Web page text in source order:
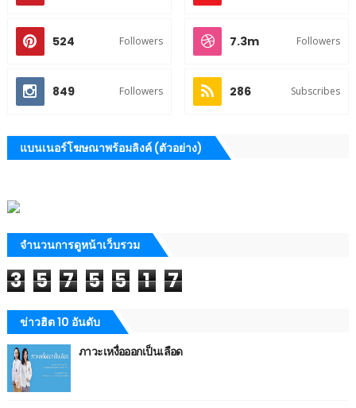
524 Followers 7.3m Followers
849 Followers 286 Subscribes
แบนเนอร์โฆษณาพร้อมลิงค์ (ตัวอย่าง)
จำนวนการดูหน้าเว็บรวม
3 5 7 5 5 1 7
ข่าวฮิต 10 อันดับ
ภาวะเหงื่อออกเป็นเลือด